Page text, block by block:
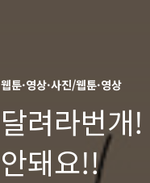
웹툰·영상·사진/웹툰·영상
달려라번개
안돼요!!